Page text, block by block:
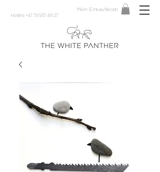
Hotline +41 79 937 49 27
Mein Einkaufskorb